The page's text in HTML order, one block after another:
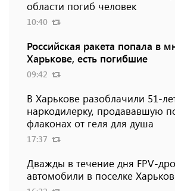
области погиб человек
10:40
Российская ракета попала в
Харькове, есть погибшие
09:42
В Харькове разоблачили 51-
наркодилерку, продававшую
флаконах от геля для душа
17:37
Дважды в течение дня FPV-
автомобили в поселке